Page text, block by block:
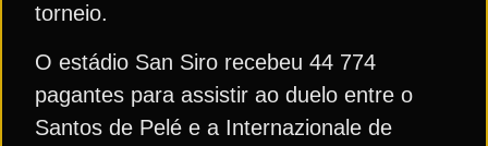
torneio.
O estádio San Siro recebeu 44 774
pagantes para assistir ao duelo entre o
Santos de Pelé e a Internazionale de